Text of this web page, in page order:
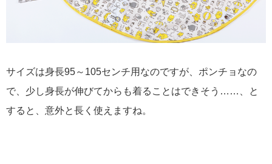
サイズは身長95～105センチ用なのですが、ポンチョなの
で、少し身長が伸びてからも着ることはできそう……、と
すると、意外と長く使えますね。